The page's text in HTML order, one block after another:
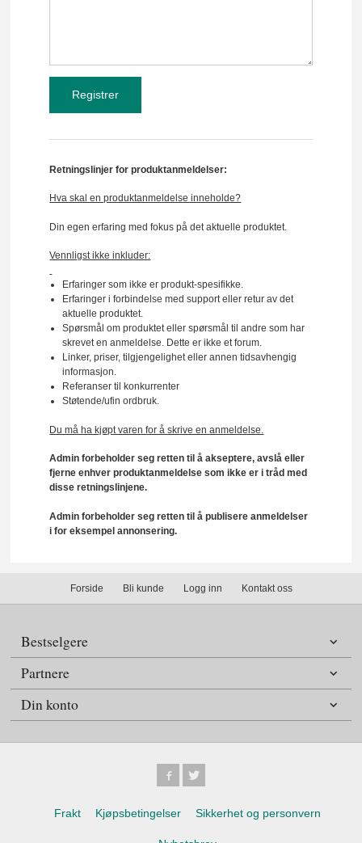
Retningslinjer for produktanmeldelser:
Hva skal en produktanmeldelse inneholde?
Din egen erfaring med fokus på det aktuelle produktet.
Vennligst ikke inkluder:
Erfaringer som ikke er produkt-spesifikke.
Erfaringer i forbindelse med support eller retur av det
aktuelle produktet.
Spørsmål om produktet eller spørsmål til andre som har
skrevet en anmeldelse. Dette er ikke et forum.
Linker, priser, tilgjengelighet eller annen tidsavhengig
informasjon.
Referanser til konkurrenter
Støtende/ufin ordbruk.
Du må ha kjøpt varen for å skrive en anmeldelse.
Admin forbeholder seg retten til å akseptere, avslå eller
fjerne enhver produktanmeldelse som ikke er i tråd med
disse retningslinjene.
Admin forbeholder seg retten til å publisere anmeldelser
i for eksempel annonsering.
Forside Bli kunde Logg inn Kontakt oss
Bestselgere
Partnere
Din konto
Frakt Kjøpsbetingelser Sikkerhet og personvern